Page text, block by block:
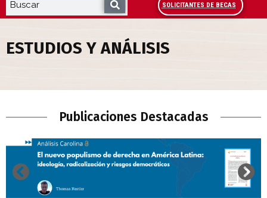
SOLICITANTES DE BECAS
ESTUDIOS Y ANÁLISIS
Publicaciones Destacadas